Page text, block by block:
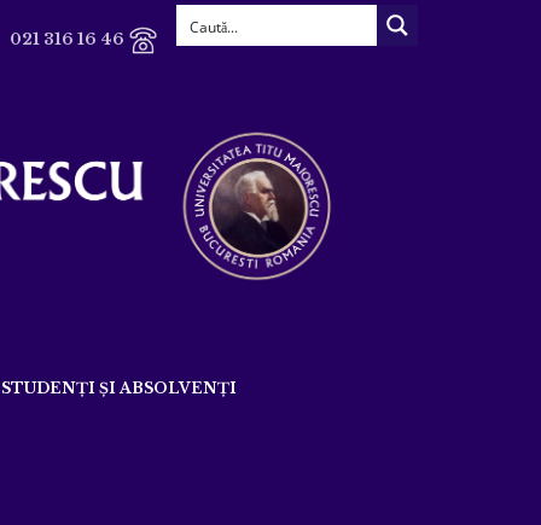
021 316 16 46
STUDENȚI ȘI ABSOLVENȚI